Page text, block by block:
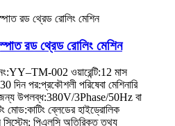
রড থ্রেড রোলিং মেশিন
002 ওয়ারেন্টি:12 মাস
দিন পর:প্রকৌশলী পরিষেবা মেশিনারি
জন্য উপলব্ধ:380V/3Phase/50Hz বা
মোড:কাটিং ব্লেডের হাইড্রোলিক
সিস্টেম: পিএলসি অতিরিক্ত তথ্য